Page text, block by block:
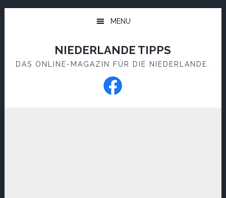
Skip
Skip
MENU
NIEDERLANDE TIPPS
DAS ONLINE-MAGAZIN FÜR DIE NIEDERLANDE.